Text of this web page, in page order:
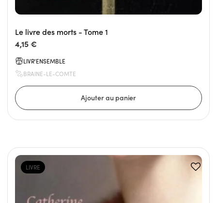
Le livre des morts - Tome 1
4,15 €
LIVR'ENSEMBLE
BRAINE-LE-COMTE
LIVRE